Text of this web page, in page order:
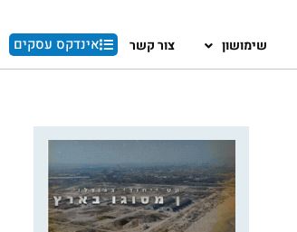
שימושון צור קשר אינדקס עסקים